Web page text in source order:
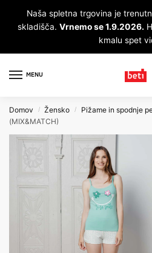
Naša spletna trgovina je
skladišča. Vrnemo se 1.9.2026.
kmalu spet
MENU
Domov / Žensko / Pižame in spodnje
(MIX&MATCH)